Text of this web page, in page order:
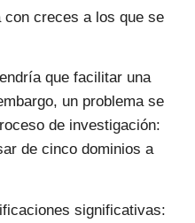
con creces a los que se
que facilitar una
un problema se
de investigación:
de cinco dominios a
significativas: